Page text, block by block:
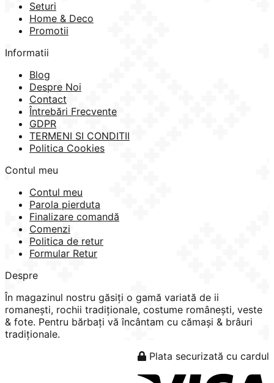
Seturi
Home & Deco
Promotii
Informatii
Blog
Despre Noi
Contact
Întrebări Frecvente
GDPR
TERMENI SI CONDITII
Politica Cookies
Contul meu
Contul meu
Parola pierduta
Finalizare comandă
Comenzi
Politica de retur
Formular Retur
Despre
În magazinul nostru găsiți o gamă variată de ii
romanești, rochii tradiționale, costume românești, veste
& fote. Pentru bărbați vă încântam cu cămași & brâuri
tradiționale.
Plata securizată cu cardul